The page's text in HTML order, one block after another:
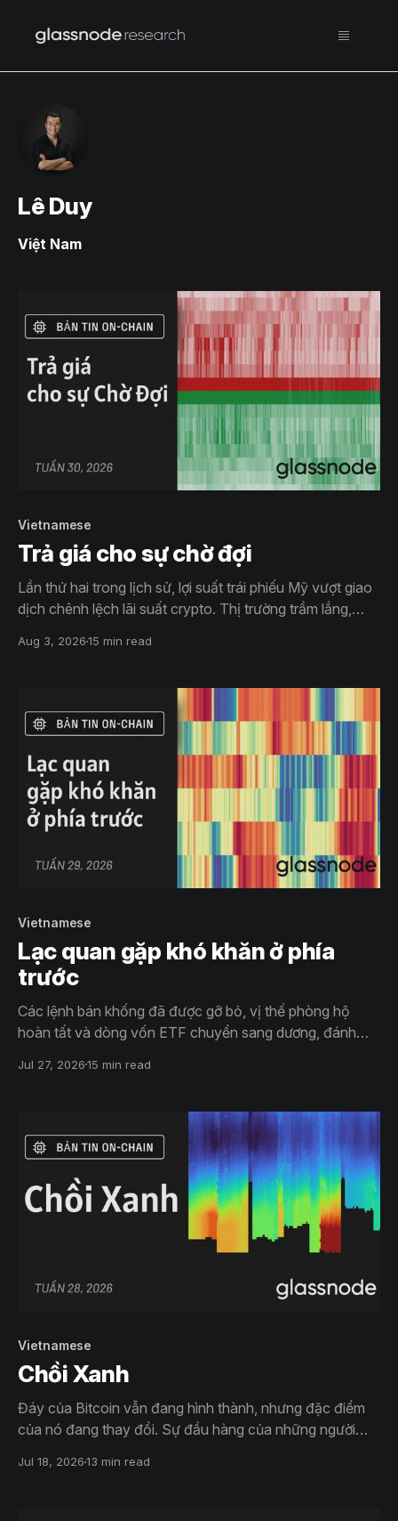
Lê Duy
Việt Nam
Vietnamese
Trả giá cho sự chờ đợi
Lần thứ hai trong lịch sử, lợi suất trái phiếu Mỹ vượt giao
dịch chênh lệch lãi suất crypto. Thị trường trầm lắng,
sàn và nguồn cung cùng giảm. Tuy nhiên, giá chỉ điều
Aug 3, 202615 min read
Vietnamese
Lạc quan gặp khó khăn ở phía
trước
Các lệnh bán khống đã được gỡ bỏ, vị thế phòng hộ
hoàn tất và dòng vốn ETF chuyển sang dương, đánh
hiện đang thử thách vùng cung của thị trường gấu, trong
thế có còn mở rộng hay không
Jul 27, 202615 min read
Vietnamese
Chồi Xanh
Đáy của Bitcoin vẫn đang hình thành, nhưng đặc điểm
của nó đang thay đổi. Sự đầu hàng của những người
mức thấp nhất hồi tháng Sáu, và giá đang leo trở lại về
Jul 18, 202613 min read